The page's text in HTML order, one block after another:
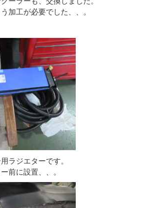
加工が必要でした、、。
ラジエターです。
前に設置、、。